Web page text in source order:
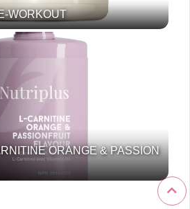
WORKOUT
ORANGE & PASSION